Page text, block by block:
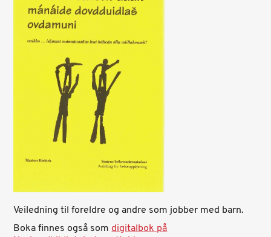
Veiledning til foreldre og andre som jobber med barn.
Boka finnes også somdigitalbok på